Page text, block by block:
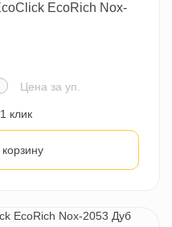
EcoRich Nox-
Цена за уп.
клик